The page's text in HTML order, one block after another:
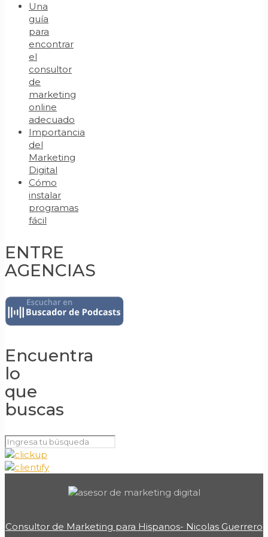
Una
guía
para
encontrar
el
consultor
de
marketing
online
adecuado
Importancia
del
Marketing
Digital
Cómo
instalar
programas
fácil
ENTRE
AGENCIAS
Encuentra
lo
que
buscas
Consultor de Marketing para Hispanos- Nicolas Guerrero